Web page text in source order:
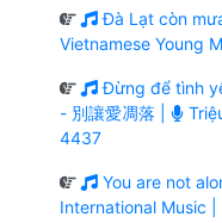
Đà Lạt còn
Vietnamese Young
Đừng để tình
- 別讓愛凋落 |
4437
You are not
International Music |